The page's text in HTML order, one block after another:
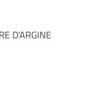
D'ARGINE